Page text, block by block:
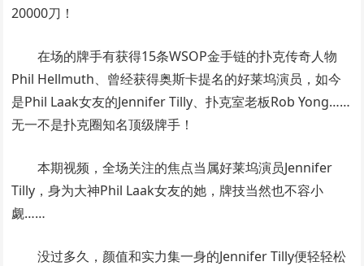
20000刀！
在场的牌手有获得15条WSOP金手链的扑克传奇人物
Phil Hellmuth、曾经获得奥斯卡提名的好莱坞演员，如今
是Phil Laak女友的Jennifer Tilly、扑克室老板Rob Yong……
无一不是扑克圈知名顶级牌手！
本期视频，全场关注的焦点当属好莱坞演员Jennifer
Tilly，身为大神Phil Laak女友的她，牌技当然也不容小
觑……
没过多久，颜值和实力集一身的Jennifer Tilly便轻轻松